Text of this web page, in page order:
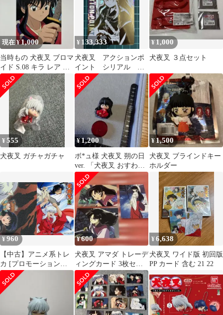
現在 ¥1,000
当時もの 犬夜叉 ブロマ
イド S.08 キラ レア ポ
ストカード 2001年
¥ 133,333
犬夜叉 アクションポ
イント シリアル ユ
ニオンアリーナ
¥1,000
犬夜叉 ３点セット
¥555
犬夜叉 ガチャガチャ
¥1,200
ボ*ュ様 犬夜叉 朔の日
ver. 「犬夜叉 おすわり
隊2」
¥1,500
犬夜叉 ブラインドキー
ホルダー
¥960
【中古】アニメ系トレ
カ [プロモーションカ
ード]：犬夜叉＆蛮骨
¥600
犬夜叉 アマダ トレーデ
ィングカード 3枚セッ
ト
¥6,638
犬夜叉 ワイド版 初回版
PP カード 含む 21 22